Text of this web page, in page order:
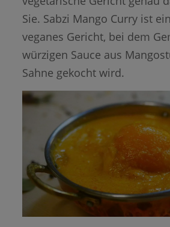
Sie. Sabzi Mango Curry ist
veganes Gericht, bei dem
würzigen Sauce aus
Sahne gekocht wird.